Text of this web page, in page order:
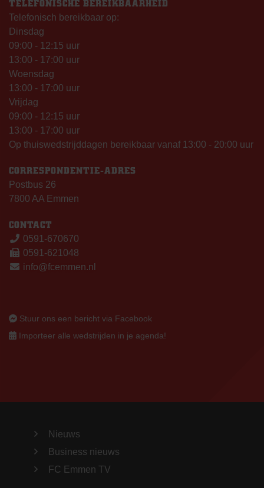
TELEFONISCHE BEREIKBAARHEID
Telefonisch bereikbaar op:
Dinsdag
09:00 - 12:15 uur
13:00 - 17:00 uur
Woensdag
13:00 - 17:00 uur
Vrijdag
09:00 - 12:15 uur
13:00 - 17:00 uur
Op thuiswedstrijddagen bereikbaar vanaf 13:00 - 20:00 uur
CORRESPONDENTIE-ADRES
Postbus 26
7800 AA Emmen
CONTACT
0591-670670
0591-621048
info@fcemmen.nl
Stuur ons een bericht via Facebook
Importeer alle wedstrijden in je agenda!
Nieuws
Business nieuws
FC Emmen TV